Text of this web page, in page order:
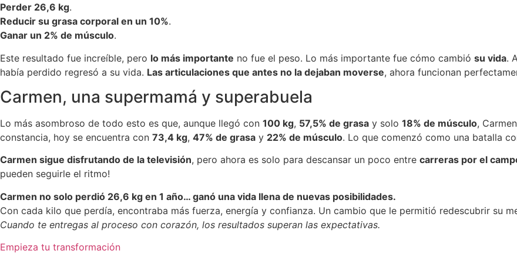
Perder 26,6 kg.
Reducir su grasa corporal en un 10%.
Ganar un 2% de músculo.
Este resultado fue increíble, pero lo más importante no fue el peso. Lo más importante fue cómo cambió su vida.
había perdido regresó a su vida. Las articulaciones que antes no la dejaban moverse, ahora funcionan
Carmen, una supermamá y superabuela
Lo más asombroso de todo esto es que, aunque llegó con 100 kg, 57,5% de grasa y solo 18% de músculo,
constancia, hoy se encuentra con 73,4 kg, 47% de grasa y 22% de músculo. Lo que comenzó como una batalla
Carmen sigue disfrutando de la televisión, pero ahora es solo para descansar un poco entre carreras por el
pueden seguirle el ritmo!
Carmen no solo perdió 26,6 kg en 1 año… ganó una vida llena de nuevas posibilidades.
Con cada kilo que perdía, encontraba más fuerza, energía y confianza. Un cambio que le permitió redescubrir su
Cuando te entregas al proceso con corazón, los resultados superan las expectativas.
Empieza tu transformación